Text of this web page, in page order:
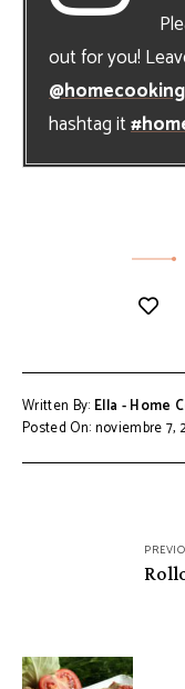
out for you!
hashtag it
Written By: Ella - Home
Posted On: noviembre 7,